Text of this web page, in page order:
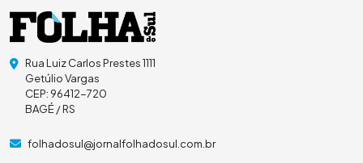
Rua Luiz Carlos Prestes 1111
Getúlio Vargas
CEP: 96412-720
BAGÉ / RS
folhadosul@jornalfolhadosul.com.br